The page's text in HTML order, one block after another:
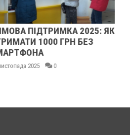
СТАРТУВАЛА "ЗИМОВА
ПІДТРИМКА": УКРАЇНЦІ
МОЖУТЬ ПОДАВАТИ ЗАЯВКИ
У ДІЇ НА ОТРИМАННЯ 1000